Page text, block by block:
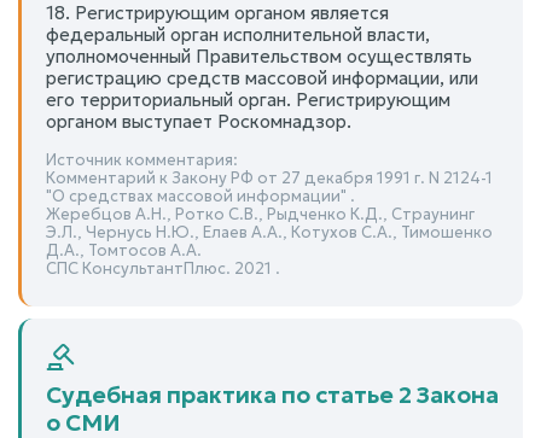
18. Регистрирующим органом является
федеральный орган исполнительной власти,
уполномоченный Правительством осуществлять
регистрацию средств массовой информации, или
его территориальный орган. Регистрирующим
органом выступает Роскомнадзор.
Источник комментария:
Комментарий к Закону РФ от 27 декабря 1991 г. N 2124-1
"О средствах массовой информации" .
Жеребцов А.Н., Ротко С.В., Рыдченко К.Д., Страунинг
Э.Л., Чернусь Н.Ю., Елаев А.А., Котухов С.А., Тимошенко
Д.А., Томтосов А.А.
СПС КонсультантПлюс. 2021 .
Судебная практика по статье 2 Закона
о СМИ